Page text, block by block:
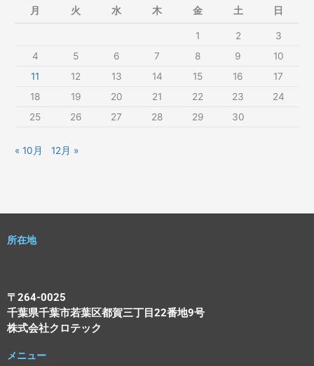
月 火 水 木 金 土 日
1 2
3
4
5 6 7 8 9
10
11
12 13 14 15 16
17
18
19 20 21 22 23
24
25
26 27 28 29 30
« 10月 12月 »
所在地
〒264-0025
千葉県千葉市若葉区都賀三丁目22番地9号
株式会社クロテック
メニュー